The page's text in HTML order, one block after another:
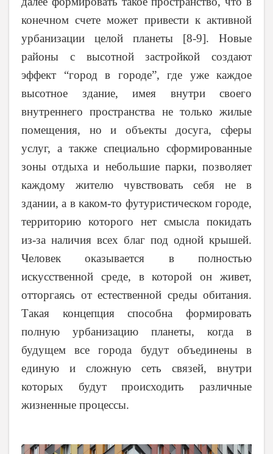
конечном счете может привести к активной
урбанизации целой планеты [8-9]. Новые
районы с высотной застройкой создают
эффект “город в городе”, где уже каждое
высотное здание, имея внутри своего
внутреннего пространства не только жилые
помещения, но и объекты досуга, сферы
услуг, а также специально сформированные
зоны отдыха и небольшие парки, позволяет
каждому жителю чувствовать себя не в
здании, а в каком-то футуристическом городе,
территорию которого нет смысла покидать
из-за наличия всех благ под одной крышей.
Человек оказывается в полностью
искусственной среде, в которой он живет,
отторгаясь от естественной среды обитания.
Такая концепция способна формировать
полную урбанизацию планеты, когда в
будущем все города будут объединены в
единую и сложную сеть связей, внутри
которых будут происходить различные
жизненные процессы.